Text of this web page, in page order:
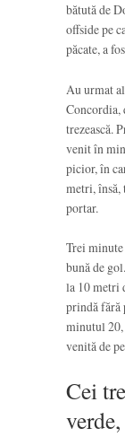
bătută de
offside pe
păcate, a
Au urmat
Concordia,
trezească.
venit în
picior, în
metri, însă,
portar.
Trei minute
bună de
la 10 metri
prindă fără
minutul 20,
venită de
Cei